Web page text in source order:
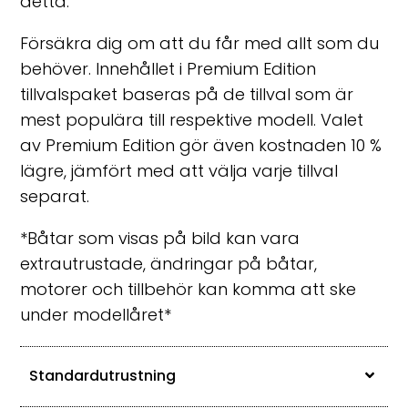
Försäkra dig om att du får med allt som du
behöver. Innehållet i Premium Edition
tillvalspaket baseras på de tillval som är
mest populära till respektive modell. Valet
av Premium Edition gör även kostnaden 10 %
lägre, jämfört med att välja varje tillval
separat.
*Båtar som visas på bild kan vara
extrautrustade, ändringar på båtar,
motorer och tillbehör kan komma att ske
under modellåret*
Standardutrustning